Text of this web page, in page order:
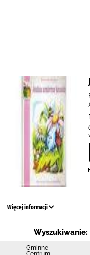
Więcej informacji
Wyszukiwanie:
Gminne